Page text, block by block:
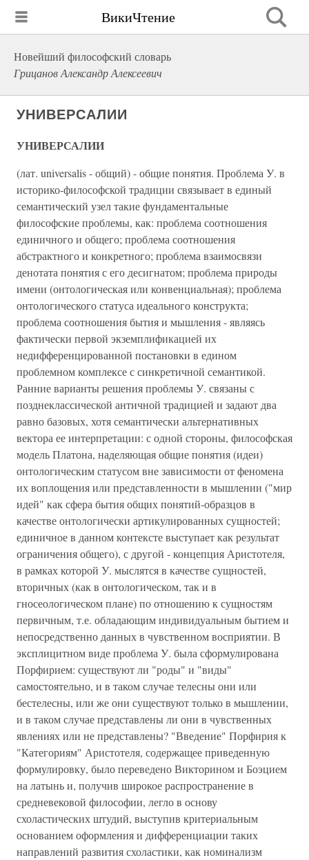
ВикиЧтение
Новейший философский словарь
Грицанов Александр Алексеевич
УНИВЕРСАЛИИ
УНИВЕРСАЛИИ
(лат. universalis - общий) - общие понятия. Проблема У. в
историко-философской традиции связывает в единый
семантический узел такие фундаментальные
философские проблемы, как: проблема соотношения
единичного и общего; проблема соотношения
абстрактного и конкретного; проблема взаимосвязи
денотата понятия с его десигнатом; проблема природы
имени (онтологическая или конвенциальная); проблема
онтологического статуса идеального конструкта;
проблема соотношения бытия и мышления - являясь
фактически первой экземплификацией их
недифференцированной постановки в едином
проблемном комплексе с синкретичной семантикой.
Ранние варианты решения проблемы У. связаны с
позднеклассической античной традицией и задают два
равно базовых, хотя семантически альтернативных
вектора ее интерпретации: с одной стороны, философская
модель Платона, наделяющая общие понятия (идеи)
онтологическим статусом вне зависимости от феномена
их воплощения или представленности в мышлении ("мир
идей" как сфера бытия общих понятий-образцов в
качестве онтологически артикулированных сущностей;
единичное в данном контексте выступает как результат
ограничения общего), с другой - концепция Аристотеля,
в рамках которой У. мыслятся в качестве сущностей,
вторичных (как в онтологическом, так и в
гносеологическом плане) по отношению к сущностям
первичным, т.е. обладающим индивидуальным бытием и
непосредственно данных в чувственном восприятии. В
эксплицитном виде проблема У. была сформулирована
Порфирием: существуют ли "роды" и "виды"
самостоятельно, и в таком случае телесны они или
бестелесны, или же они существуют только в мышлении,
и в таком случае представлены ли они в чувственных
явлениях или не представлены? "Введение" Порфирия к
"Категориям" Аристотеля, содержащее приведенную
формулировку, было переведено Викторином и Боэцием
на латынь и, получив широкое распространение в
средневековой философии, легло в основу
схоластических штудий, выступив критериальным
основанием оформления и дифференциации таких
направлений развития схоластики, как номинализм